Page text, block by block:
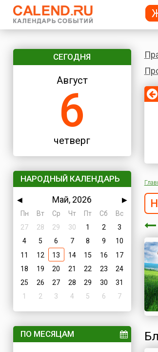
СЕГОДНЯ
Август
6
четверг
НАРОДНЫЙ КАЛЕНДАРЬ
◀ Май, 2026
▶
Пн
Вт Ср Чт Пт Сб
Вс
27
28 29 30 1 2
3
4
5 6 7 8 9
10
11
12 13 14 15 16
17
18
19 20 21 22 23
24
25
26 27 28 29 30
31
1
2 3 4 5 6 7
ПО МЕСЯЦАМ